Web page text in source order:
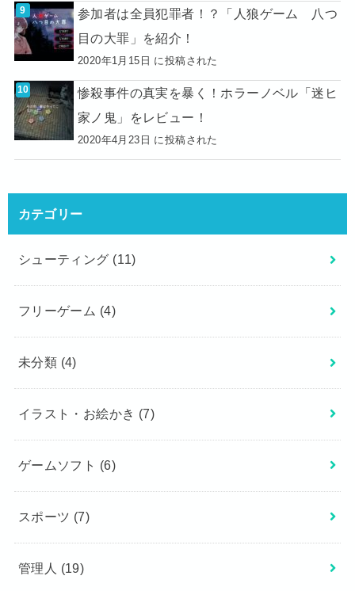
参加者は全員犯罪者！？「人狼ゲーム 八つ
目の大罪」を紹介！
2020年1月15日 に投稿された
惨殺事件の真実を暴く！ホラーノベル「迷ヒ
家ノ鬼」をレビュー！
2020年4月23日 に投稿された
カテゴリー
シューティング (11)
フリーゲーム (4)
未分類 (4)
イラスト・お絵かき (7)
ゲームソフト (6)
スポーツ (7)
管理人 (19)